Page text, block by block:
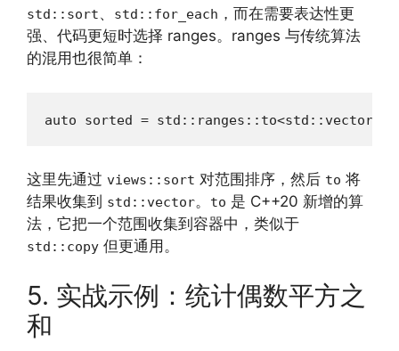
std::sort、 std::for_each ，而在需要表达性更
强、代码更短时选择 ranges。ranges 与传统算法
的混用也很简单：
auto sorted =
这里先通过 views::sort 对范围排序，然后 to 将
结果收集到 std::vector。 to 是 C++20 新增的算
法，它把一个范围收集到容器中，类似于
std::copy 但更通用。
5. 实战示例：统计偶数平方之
和